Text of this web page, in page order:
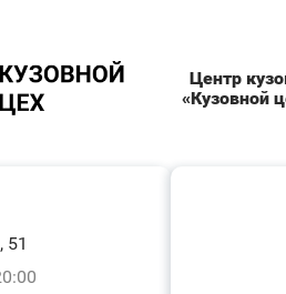
Центр
«Кузовной
51